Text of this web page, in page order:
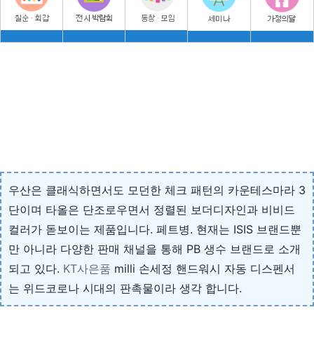
우산은 클래식하면서도 모던한 체크 패턴의 카운테스마라 3
단이며 타올은 단조로우면서 정렬된 보더디자인과 비비드
컬러가 돋보이는 제품입니다. 페트병. 현재는 ISIS 브랜드뿐
만 아니라 다양한 판매 채널을 통해 PB 생수 브랜드로 소개
되고 있다. KT사은품 milli 손세정 핸드워시 자동 디스펜서
는 위드코로나 시대의 판촉물이라 생각 합니다.